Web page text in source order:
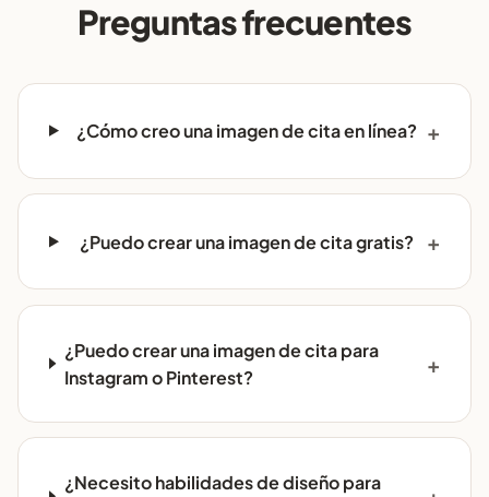
Preguntas frecuentes
¿Cómo creo una imagen de cita en línea?
¿Puedo crear una imagen de cita gratis?
¿Puedo crear una imagen de cita para
Instagram o Pinterest?
¿Necesito habilidades de diseño para